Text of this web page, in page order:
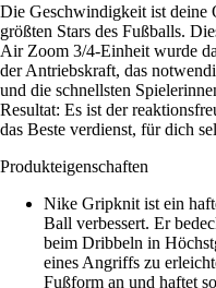
Die Geschwindigkeit ist deine
größten Stars des Fußballs.
Air Zoom 3/4-Einheit wurde
der Antriebskraft, das
und die schnellsten
Resultat: Es ist der
das Beste verdienst, für dich
Produkteigenschaften
Nike Gripknit ist ein
Ball verbessert. Er
beim Dribbeln in
eines Angriffs zu
Fußform an und haftet